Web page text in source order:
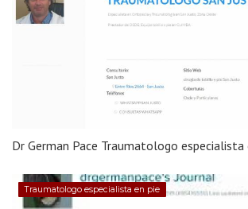
Dr German Pace Traumatologo
Traumatologo especialista en pie